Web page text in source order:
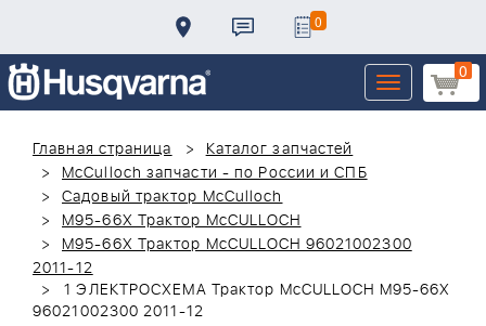
0
0
Toggle
navigation
Главная страница
Каталог запчастей
McCulloch запчасти - по России и СПБ
Садовый трактор McCulloch
M95-66X Трактор McCULLOCH
M95-66X Трактор McCULLOCH 96021002300
2011-12
1 ЭЛЕКТРОСХЕМА Трактор McCULLOCH M95-66X
96021002300 2011-12